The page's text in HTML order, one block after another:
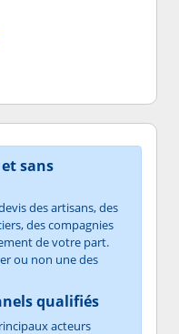
sans
des artisans, des
des compagnies
de votre part.
ou non une des
qualifiés
acteurs